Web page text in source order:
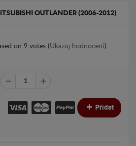
OUTLANDER (2006-2012)
on 9 votes (Ukazuj hodnocení).
Přídat